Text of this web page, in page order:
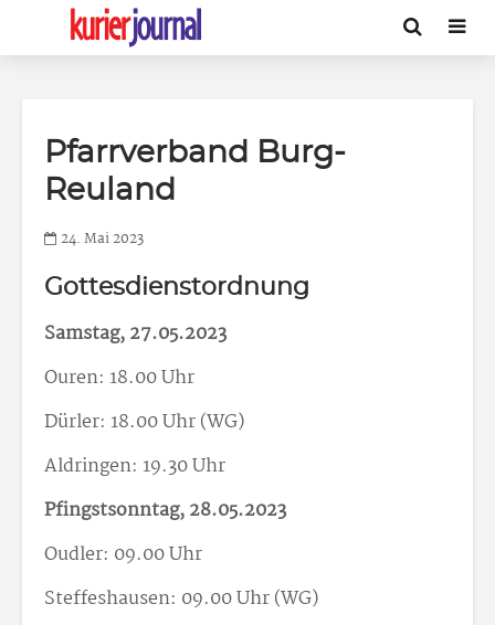
Pfarrverband Burg-
Reuland
24. Mai 2023
Gottesdienstordnung
Samstag, 27.05.2023
Ouren: 18.00 Uhr
Dürler: 18.00 Uhr (WG)
Aldringen: 19.30 Uhr
Pfingstsonntag, 28.05.2023
Oudler: 09.00 Uhr
Steffeshausen: 09.00 Uhr (WG)